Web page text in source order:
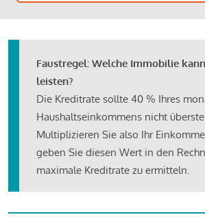
Faustregel: Welche Immobilie
leisten?
Die Kreditrate sollte 40 % Ihres
Haushaltseinkommens nicht
Multiplizieren Sie also Ihr
geben Sie diesen Wert in den
maximale Kreditrate zu ermitteln.